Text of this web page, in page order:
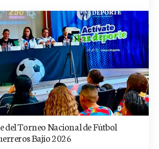
del Torneo Nacional de Fútbol
Bajío 2026